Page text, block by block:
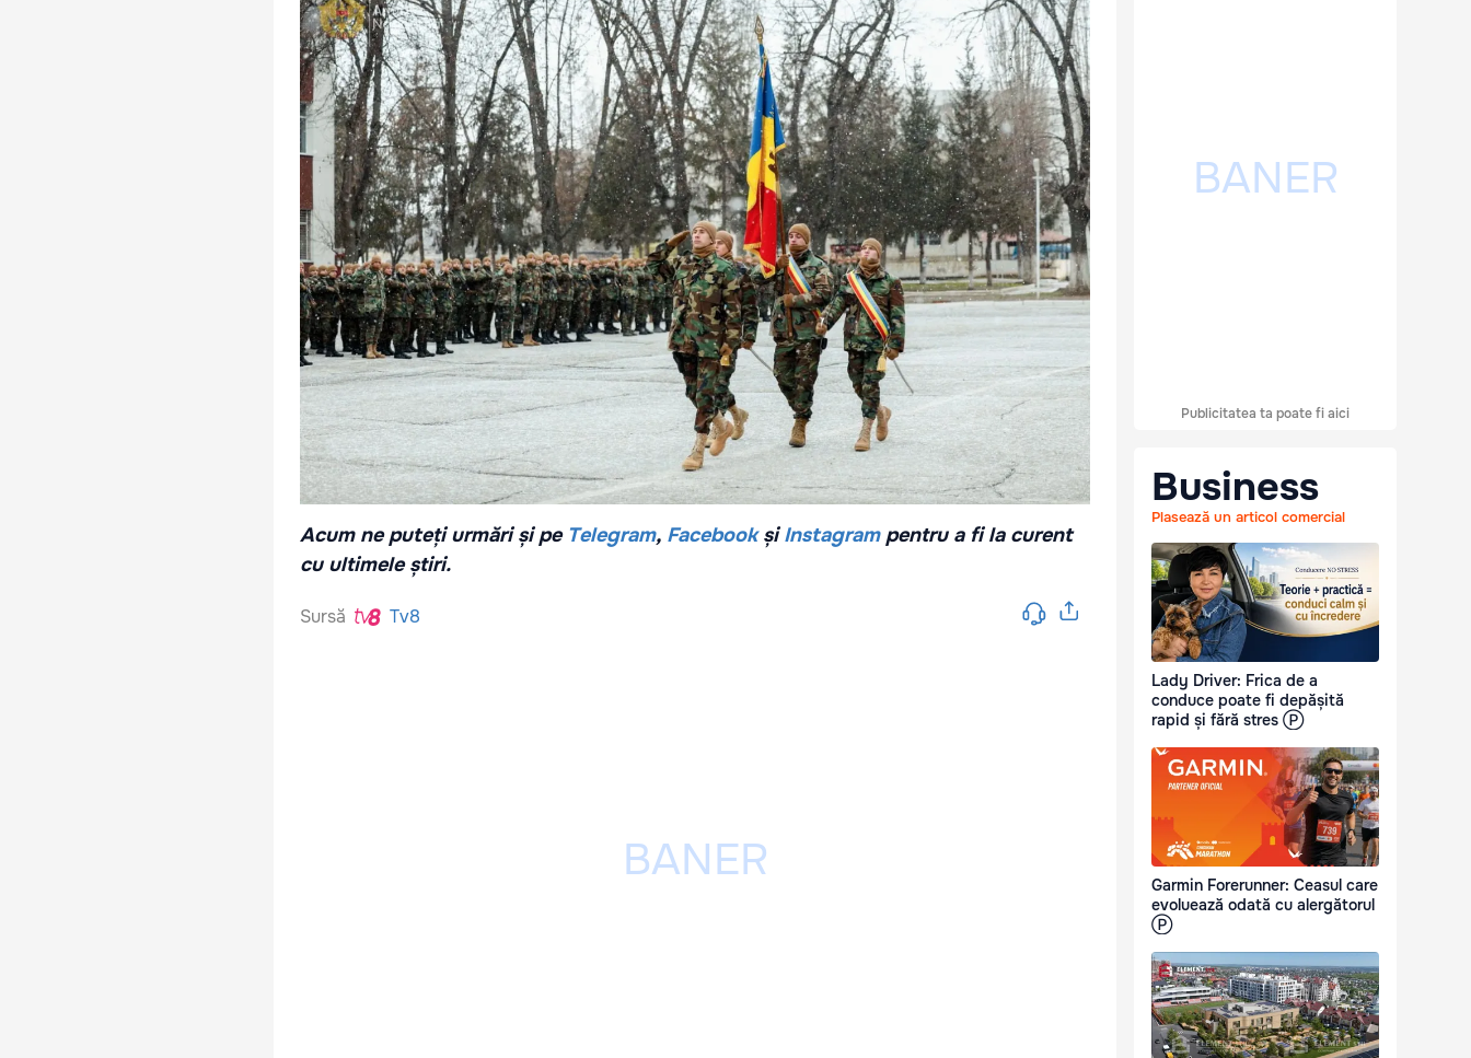
Acum ne puteți urmări și pe Telegram, Facebook șiInstagrampentru a fi la curent
cu ultimele știri.
Sursă Tv8
Publicitatea ta poate fi aici
Business
Plasează un articol comercial
Lady Driver: Frica de a
conduce poate fi depășită
rapid și fără stres Ⓟ
Garmin Forerunner: Ceasul care
evoluează odată cu alergătorul
Ⓟ